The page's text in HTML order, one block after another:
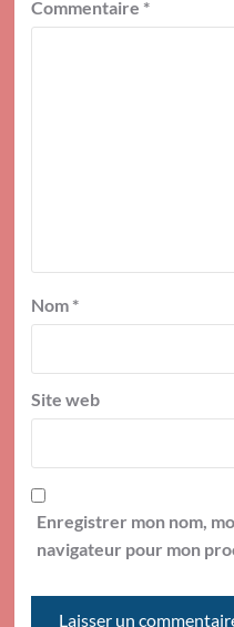
Commentaire *
Nom *
Site web
Enregistrer mon nom,
navigateur pour mon